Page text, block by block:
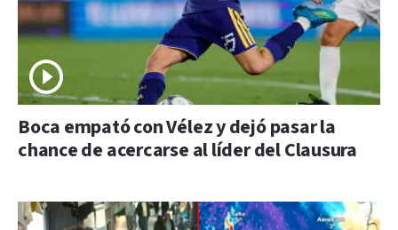
Boca empató con Vélez y dejó pasar la
chance de acercarse al líder del Clausura